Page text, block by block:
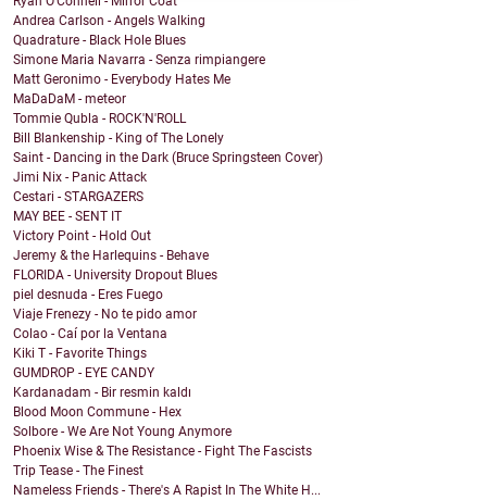
Andrea Carlson - Angels Walking
Quadrature - Black Hole Blues
Simone Maria Navarra - Senza rimpiangere
Matt Geronimo - Everybody Hates Me
MaDaDaM - meteor
Tommie Qubla - ROCK'N'ROLL
Bill Blankenship - King of The Lonely
Saint - Dancing in the Dark (Bruce Springsteen Cover)
Jimi Nix - Panic Attack
Cestari - STARGAZERS
MAY BEE - SENT IT
Victory Point - Hold Out
Jeremy & the Harlequins - Behave
FLORIDA - University Dropout Blues
piel desnuda - Eres Fuego
Viaje Frenezy - No te pido amor
Colao - Caí por la Ventana
Kiki T - Favorite Things
GUMDROP - EYE CANDY
Kardanadam - Bir resmin kaldı
Blood Moon Commune - Hex
Solbore - We Are Not Young Anymore
Phoenix Wise & The Resistance - Fight The Fascists
Trip Tease - The Finest
Nameless Friends - There's A Rapist In The White H...